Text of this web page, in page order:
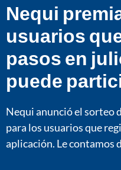
Nequi
usuarios
pasos en
puede
Nequi anunció el sorteo
para los usuarios que
aplicación. Le contamos